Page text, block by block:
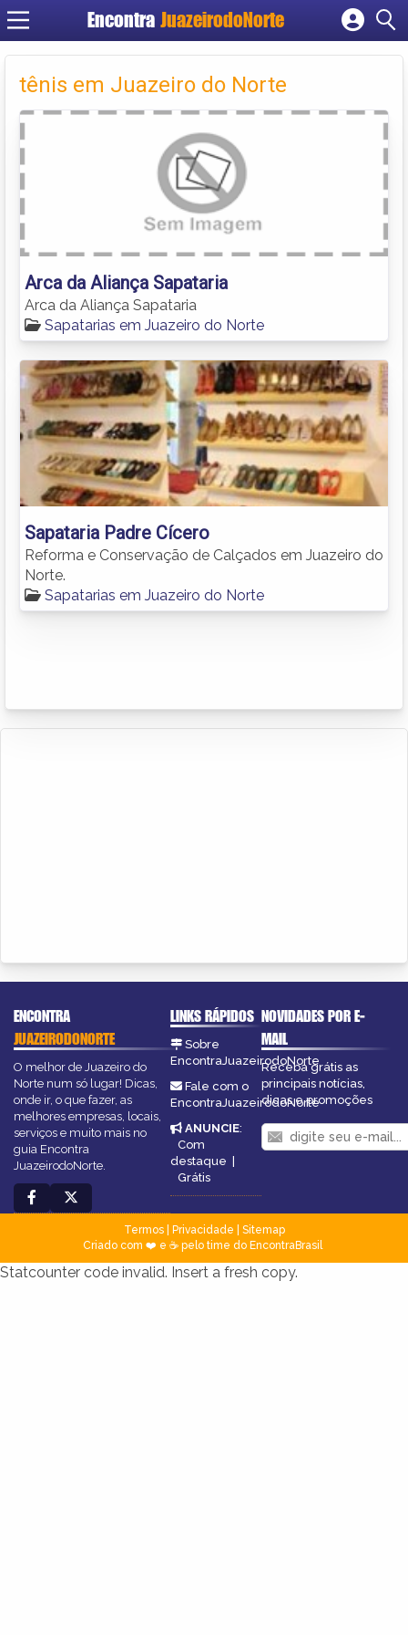
Encontra JuazeirodoNorte
Cadastrar empresa
Criar conta
tênis em Juazeiro do Norte
Arca da Aliança Sapataria
Arca da Aliança Sapataria
Sapatarias em Juazeiro do Norte
Sapataria Padre Cícero
Reforma e Conservação de Calçados em Juazeiro do
Norte.
Sapatarias em Juazeiro do Norte
ENCONTRA
JUAZEIRODONORTE
O melhor de Juazeiro do
Norte num só lugar! Dicas,
onde ir, o que fazer, as
melhores empresas, locais,
serviços e muito mais no
guia Encontra
JuazeirodoNorte.
LINKS RÁPIDOS
Sobre
EncontraJuazeirodoNorte
Fale com o
EncontraJuazeirodoNorte
ANUNCIE:
Com
destaque |
Grátis
NOVIDADES POR E-
MAIL
Receba grátis as
principais notícias,
dicas e promoções
Termos| Privacidade
Sitemap
Criado com ❤️ e ☕ pelo time do EncontraBrasil
Statcounter code invalid. Insert a fresh copy.